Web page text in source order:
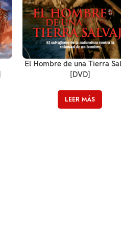
El Hombre de una Tierra
[DVD]
LEER MÁS